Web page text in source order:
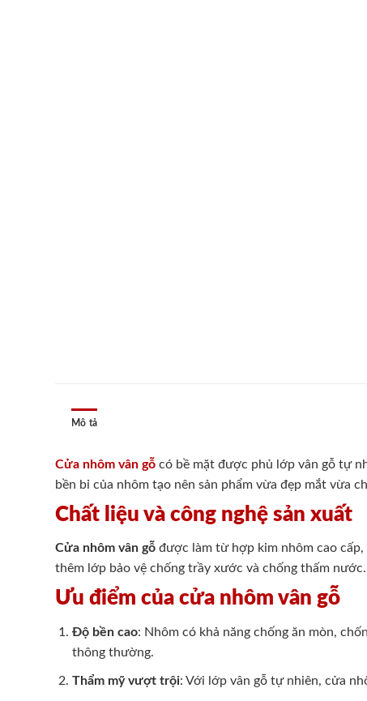
Mô tả
Cửa nhôm vân gỗ có bề mặt được phủ lớp vân gỗ tự
bền bỉ của nhôm tạo nên sản phẩm vừa đẹp mắt vừa
Chất liệu và công nghệ sản xuất
Cửa nhôm vân gỗ được làm từ hợp kim nhôm cao
thêm lớp bảo vệ chống trầy xước và chống thấm
Ưu điểm của cửa nhôm vân gỗ
Độ bền cao: Nhôm có khả năng chống ăn mòn,
thông thường.
Thẩm mỹ vượt trội: Với lớp vân gỗ tự nhiên, cửa